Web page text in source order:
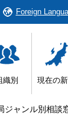
Foreign
織別 現在の
ジャンル別相談